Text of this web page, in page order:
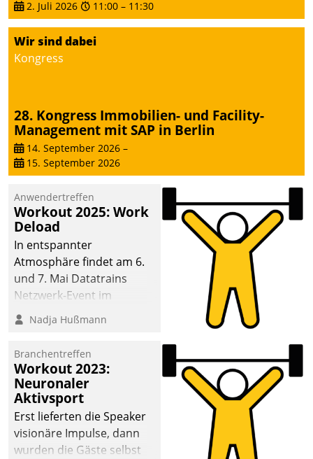
2. Juli 2026 11:00 – 11:30
Wir sind dabei
Kongress
28. Kongress Immobilien- und Facility-
Management mit SAP in Berlin
14. September 2026 –
15. September 2026
Anwendertreffen
Workout 2025: Work
Deload
In entspannter
Atmosphäre findet am 6.
und 7. Mai Datatrains
Netzwerk-Event im
Kunden- und Partnerkreis
statt. Zentrale Frage: Wie
Mammutprojekte
meistern und Workloads
wuppen – bei zunehmend
anspruchsvollen
Aufgaben und
abnehmendem
Nadja Hußmann
Branchentreffen
Workout 2023:
Neuronaler
Aktivsport
Erst lieferten die Speaker
visionäre Impulse, dann
wurden die Gäste selbst